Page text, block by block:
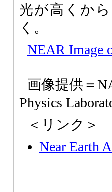
光が高くか
く。
NEAR Image
画像提供＝
Physics
＜リンク＞
Near Earth